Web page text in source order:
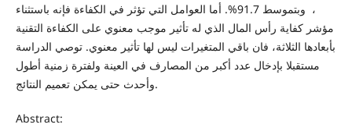
، وبتموسط 91.7%. أما العوامل التي تؤثر في الكفاءة فإنه باستثناء
مؤشر كفاية رأس المال الذي له تأثير موجب معنوي على الكفاءة التقنية
بأبعادها الثلاثة، فان باقي المتغيرات ليس لها تأثير معنوي. توصي الدراسة
مستقبلا بإدخال عدد أكبر من المصارف في العينة ولفترة زمنية أطول
وأحدث حتى يمكن تعميم النتائج.
Abstract: